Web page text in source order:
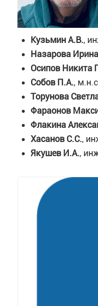
Кузьмин А.В.,
Назарова
Осипов Никита
Собов П.А.,
Торунова
Фараонов
Флакина
Хасанов С.С.,
Якушев И.А.,